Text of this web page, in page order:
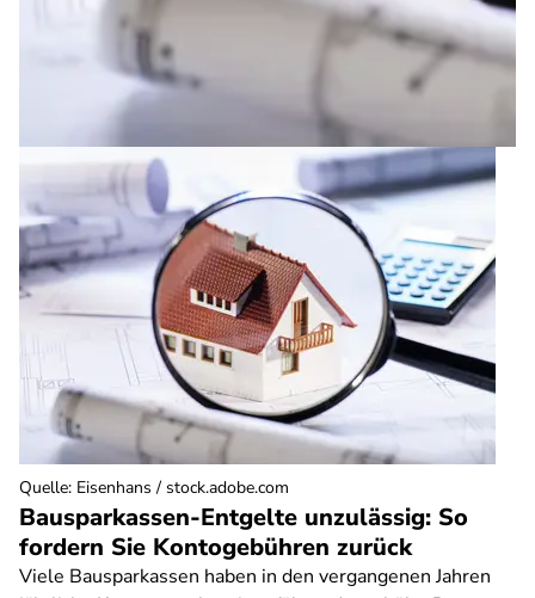
Bausparkassen-Entgelte unzulässig: So
fordern Sie Kontogebühren zurück
Viele Bausparkassen haben in den vergangenen Jahren
Quelle: Eisenhans / stock.adobe.com